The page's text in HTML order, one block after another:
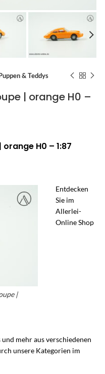
& Teddys
| orange H0 –
orange H0 – 1:87
|
Entdecken
Sie im
Allerlei-
Online Shop
und mehr aus verschiedenen
unsere Kategorien im